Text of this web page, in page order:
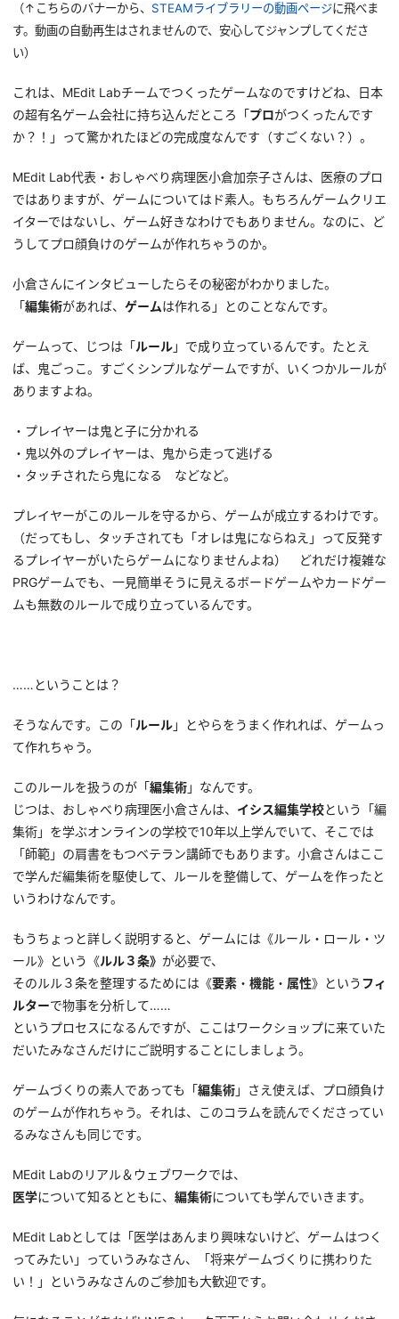
（↑こちらのバナーから、 STEAMライブラリーの動画ページに飛べま
す。動画の自動再生はされませんので、安心してジャンプしてくださ
い）
これは、MEdit Labチームでつくったゲームなのですけどね、日本
の超有名ゲーム会社に持ち込んだところ「プロがつくったんです
か？！」って驚かれたほどの完成度なんです（すごくない？）。
MEdit Lab代表・おしゃべり病理医小倉加奈子さんは、医療のプロ
ではありますが、ゲームについてはド素人。もちろんゲームクリエ
イターではないし、ゲーム好きなわけでもありません。なのに、ど
うしてプロ顔負けのゲームが作れちゃうのか。
小倉さんにインタビューしたらその秘密がわかりました。
「編集術があれば、 ゲームは作れる」とのことなんです。
ゲームって、じつは「ルール」で成り立っているんです。たとえ
ば、鬼ごっこ。すごくシンプルなゲームですが、いくつかルールが
ありますよね。
・プレイヤーは鬼と子に分かれる
・鬼以外のプレイヤーは、鬼から走って逃げる
・タッチされたら鬼になる などなど。
プレイヤーがこのルールを守るから、ゲームが成立するわけです。
（だってもし、タッチされても「オレは鬼にならねえ」って反発す
るプレイヤーがいたらゲームになりませんよね） どれだけ複雑な
PRGゲームでも、一見簡単そうに見えるボードゲームやカードゲー
ムも無数のルールで成り立っているんです。
……ということは？
そうなんです。この「ルール」とやらをうまく作れれば、ゲームっ
て作れちゃう。
このルールを扱うのが「編集術」なんです。
じつは、おしゃべり病理医小倉さんは、 イシス編集学校という「編
集術」を学ぶオンラインの学校で10年以上学んでいて、そこでは
「師範」の肩書をもつベテラン講師でもあります。小倉さんはここ
で学んだ編集術を駆使して、ルールを整備して、ゲームを作ったと
いうわけなんです。
もうちょっと詳しく説明すると、ゲームには《ルール・ロール・ツ
ール》という《ルル３条》 が必要で、
そのルル３条を整理するためには《要素 ・ 機能 ・ 属性》というフィ
ルターで物事を分析して……
というプロセスになるんですが、ここはワークショップに来ていた
だいたみなさんだけにご説明することにしましょう。
ゲームづくりの素人であっても「編集術」さえ使えば、プロ顔負け
のゲームが作れちゃう。それは、このコラムを読んでくださってい
るみなさんも同じです。
MEdit Labのリアル＆ウェブワークでは、
医学について知るとともに、 編集術についても学んでいきます。
MEdit Labとしては「医学はあんまり興味ないけど、ゲームはつく
ってみたい」っていうみなさん、「将来ゲームづくりに携わりた
い！」というみなさんのご参加も大歓迎です。